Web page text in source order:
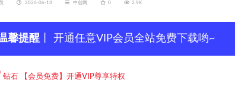
2026-06-13 中创网 0 2.9K
馨提醒 丨 开通任意VIP会员全站免费下载哟~
钻石 【会员免费】开通VIP尊享特权